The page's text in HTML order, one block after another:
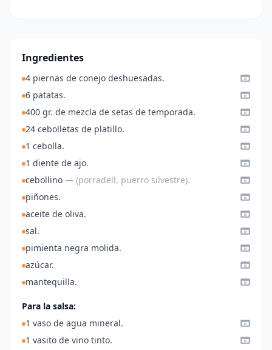
Ingredientes
4 piernas de conejo deshuesadas.
6 patatas.
400 gr. de mezcla de setas de temporada.
24 cebolletas de platillo.
1 cebolla.
1 diente de ajo.
cebollino — (porradell, puerro silvestre).
piñones.
aceite de oliva.
sal.
pimienta negra molida.
azúcar.
mantequilla.
Para la salsa:
1 vaso de agua mineral.
1 vasito de vino tinto.